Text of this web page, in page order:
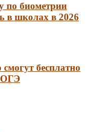
по биометрии
в школах в 2026
бесплатно
ОГЭ